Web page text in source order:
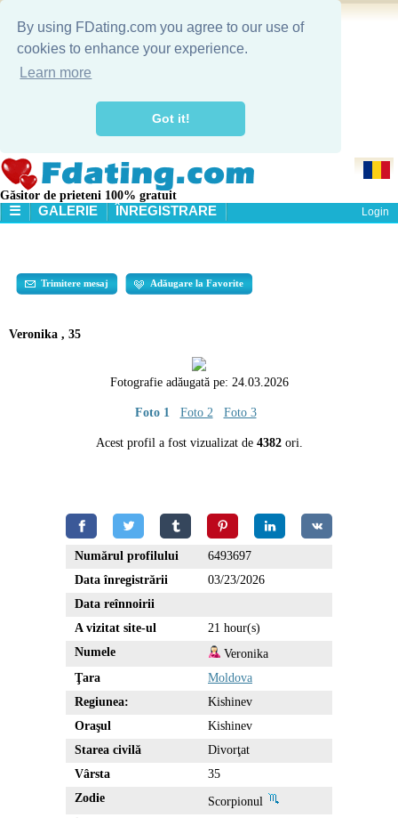
By using FDating.com you agree to our use of
cookies to enhance your experience.
Learn more
Got it!
Găsitor de prieteni 100% gratuit
☰
CĂUTARE
GALERIE ÎNREGISTRARE Login
Trimitere mesaj Adăugare la Favorite
Veronika , 35
Fotografie adăugată pe: 24.03.2026
Foto 1 Foto 2 Foto 3
Acest profil a fost vizualizat de 4382ori.
Numărul profilului
6493697
Data înregistrării
03/23/2026
Data reînnoirii
A vizitat site-ul
21 hour(s)
Numele
Veronika
Ţara
Moldova
Regiunea:
Kishinev
Oraşul
Kishinev
Starea civilă
Divorţat
Vârsta
35
Zodie
Scorpionul